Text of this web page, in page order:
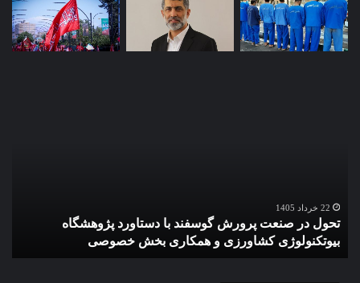
پژوهشگاه
بیوتکنولوژی
کشاورزی
و
22 خرداد 1405
تحول در صنعت پرورش گوسفند با دستاورد پژوهشگاه
بیوتکنولوژی کشاورزی و همکاری بخش خصوصی